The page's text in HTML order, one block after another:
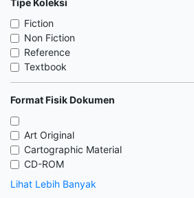
Fiction
Non Fiction
Reference
Textbook
Format Fisik Dokumen
Art Original
Cartographic Material
CD-ROM
Lihat Lebih Banyak